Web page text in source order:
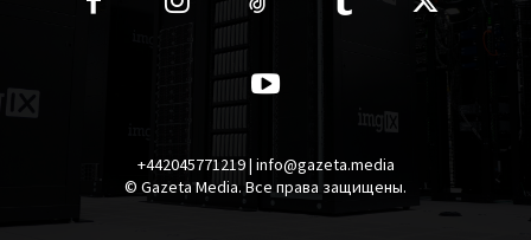
+442045771219 | info@gazeta.media
© Gazeta Media. Все права защищены.